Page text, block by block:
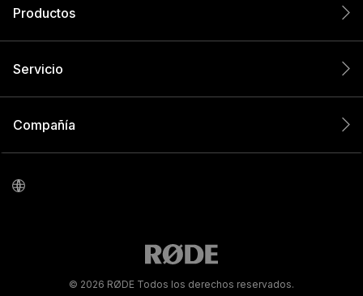
Productos
Servicio
Compañía
© 2026 RØDE Todos los derechos reservados.